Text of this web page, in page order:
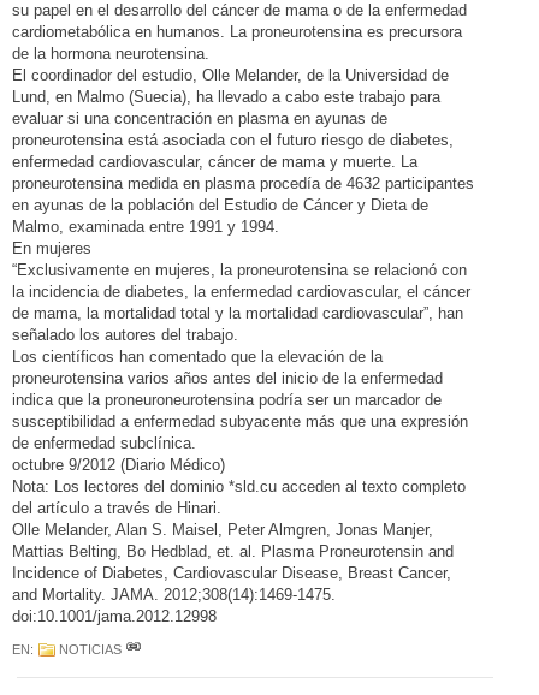
su papel en el desarrollo del cáncer de mama o de la enfermedad
cardiometabólica en humanos. La proneurotensina es precursora
de la hormona neurotensina.
El coordinador del estudio, Olle Melander, de la Universidad de
Lund, en Malmo (Suecia), ha llevado a cabo este trabajo para
evaluar si una concentración en plasma en ayunas de
proneurotensina está asociada con el futuro riesgo de diabetes,
enfermedad cardiovascular, cáncer de mama y muerte. La
proneurotensina medida en plasma procedía de 4632 participantes
en ayunas de la población del Estudio de Cáncer y Dieta de
Malmo, examinada entre 1991 y 1994.
En mujeres
“Exclusivamente en mujeres, la proneurotensina se relacionó con
la incidencia de diabetes, la enfermedad cardiovascular, el cáncer
de mama, la mortalidad total y la mortalidad cardiovascular”, han
señalado los autores del trabajo.
Los científicos han comentado que la elevación de la
proneurotensina varios años antes del inicio de la enfermedad
indica que la proneuroneurotensina podría ser un marcador de
susceptibilidad a enfermedad subyacente más que una expresión
de enfermedad subclínica.
octubre 9/2012 (Diario Médico)
Nota: Los lectores del dominio *sld.cu acceden al texto completo
del artículo a través de Hinari.
Olle Melander, Alan S. Maisel, Peter Almgren, Jonas Manjer,
Mattias Belting, Bo Hedblad, et. al. Plasma Proneurotensin and
Incidence of Diabetes, Cardiovascular Disease, Breast Cancer,
and Mortality. JAMA. 2012;308(14):1469-1475.
doi:10.1001/jama.2012.12998
EN: NOTICIAS